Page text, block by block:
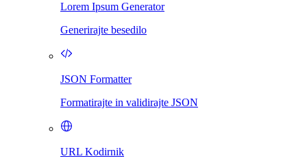
Lorem Ipsum Generator
Generirajte besedilo
JSON Formatter
Formatirajte in validirajte JSON
URL Kodirnik